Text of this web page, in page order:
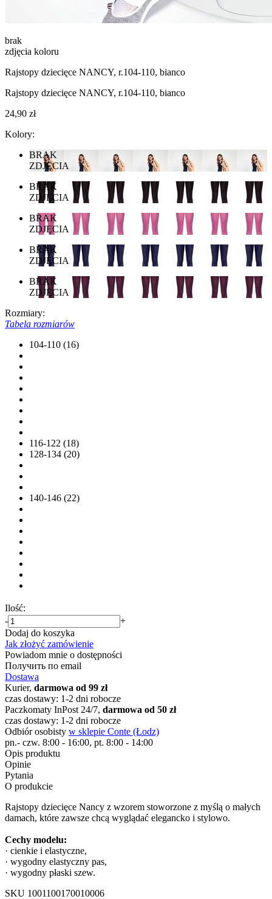
brak
zdjęcia koloru
Rajstopy dziecięce NANCY, r.104-110, bianco
Rajstopy dziecięce NANCY, r.104-110, bianco
24,90 zł
Kolory:
BRAK
ZDJĘCIA
BRAK
ZDJĘCIA
BRAK
ZDJĘCIA
BRAK
ZDJĘCIA
BRAK
ZDJĘCIA
Rozmiary:
Tabela rozmiarów
104-110 (16)
116-122 (18)
128-134 (20)
140-146 (22)
Ilość:
-
+
Dodaj do koszyka
Jak złożyć zamówienie
Powiadom mnie o dostępności
Получить по email
Dostawa
Kurier, darmowa od 99 zł
czas dostawy: 1-2 dni robocze
Paczkomaty InPost 24/7, darmowa od 50 zł
czas dostawy: 1-2 dni robocze
Odbiór osobisty w sklepie Conte (Łodz)
pn.- czw. 8:00 - 16:00, pt. 8:00 - 14:00
Opis produktu
Opinie
Pytania
O produkcie
Rajstopy dziecięce Nancy z wzorem stoworzone z myślą o małych
damach, które zawsze chcą wyglądać elegancko i stylowo.
Cechy modelu:
· cienkie i elastyczne,
· wygodny elastyczny pas,
· wygodny płaski szew.
SKU 1001100170010006